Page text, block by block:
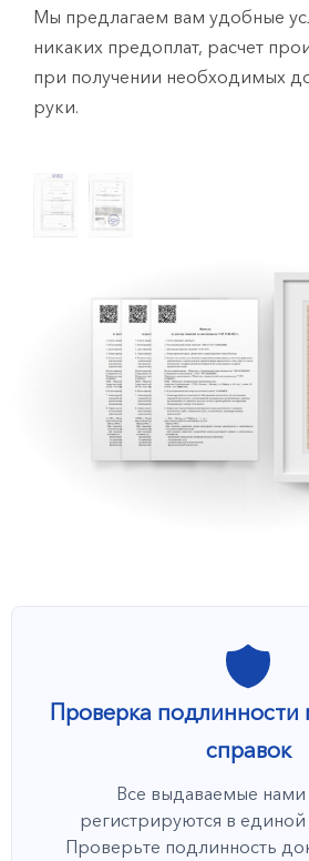
Мы предлагаем вам удобные
никаких предоплат, расчет
при получении необходимых
руки.
Проверка подлинности
справок
Все выдаваемые нами
регистрируются в единой
Проверьте подлинность